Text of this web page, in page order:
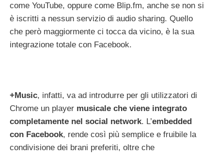
come YouTube, oppure come Blip.fm, anche se non si
è iscritti a nessun servizio di audio sharing. Quello
che però maggiormente ci tocca da vicino, è la sua
integrazione totale con Facebook.
+Music, infatti, va ad introdurre per gli utilizzatori di
Chrome un player musicale che viene integrato
completamente nel social network. L’embedded
con Facebook, rende così più semplice e fruibile la
condivisione dei brani preferiti, oltre che